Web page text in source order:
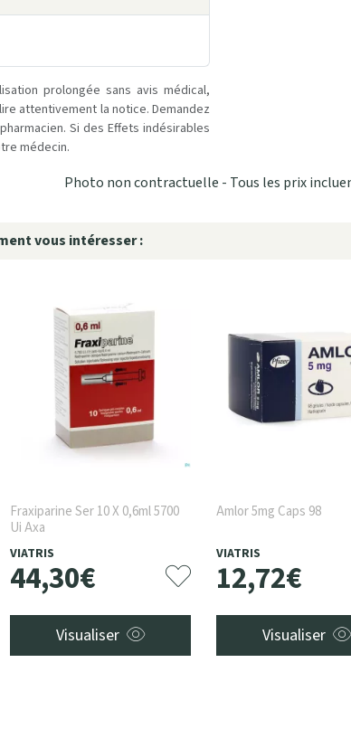
prolongée sans avis médical,
attentivement la notice. Demandez
Si des Effets indésirables
médecin.
Photo non contractuelle - Tous les prix
vous intéresser :
Fraxiparine Ser 10 X 0,6ml 5700
Ui Axa
VIATRIS
44,30€
Visualiser
Amlor 5mg Caps 98
VIATRIS
12,72€
Visualiser